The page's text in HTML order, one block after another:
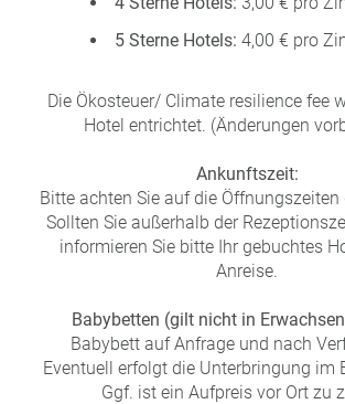
5 Sterne Hotels: 4,00 € pro
Die Ökosteuer/ Climate resilience fee
Hotel entrichtet. (Änderungen
Ankunftszeit:
Bitte achten Sie auf die Öffnungszeiten
Sollten Sie außerhalb der
informieren Sie bitte Ihr gebuchtes
Anreise.
Babybetten (gilt nicht in
Babybett auf Anfrage und nach
Eventuell erfolgt die Unterbringung im
Ggf. ist ein Aufpreis vor Ort zu